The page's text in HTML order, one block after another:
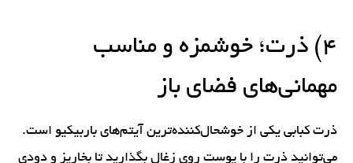
۴) ذرت؛ خوشمزه و مناسب
مهمانی‌های فضای باز
ذرت کبابی یکی از خوشحال‌کننده‌ترین آیتم‌های باربیکیو است.
می‌توانید ذرت را با پوست روی زغال بگذارید تا بخارپز و دودی